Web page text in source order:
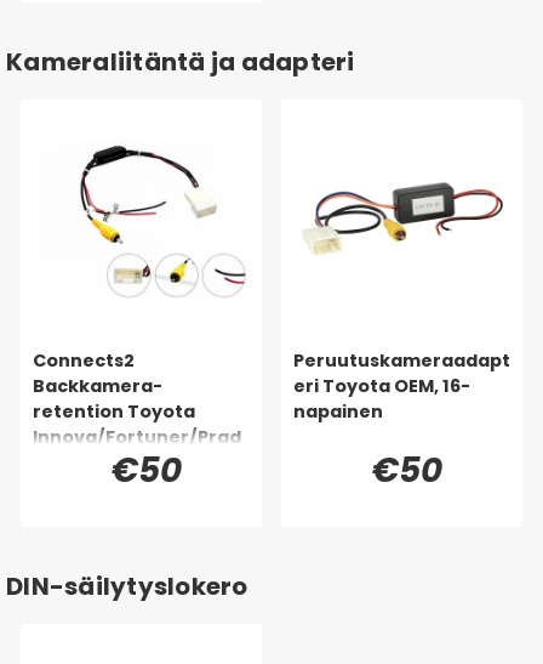
Kameraliitäntä ja adapteri
Connects2
Backkamera-
retention Toyota
Innova/Fortuner/Prad
€50
Peruutuskameraadapt
eri Toyota OEM, 16-
napainen
€50
DIN-säilytyslokero